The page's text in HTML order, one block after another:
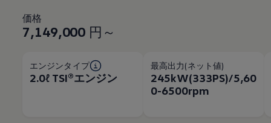
価格
7,149,000 円～
エンジンタイプ
2.0ℓ TSI®エンジン
最高出力(ネット値)
245kW(333PS)/5,60
0-6500rpm